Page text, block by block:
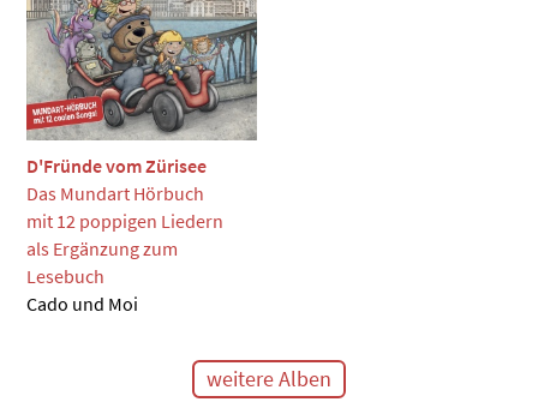
D'Fründe vom Zürisee
Das Mundart Hörbuch
mit 12 poppigen Liedern
als Ergänzung zum
Lesebuch
Cado und Moi
weitere Alben